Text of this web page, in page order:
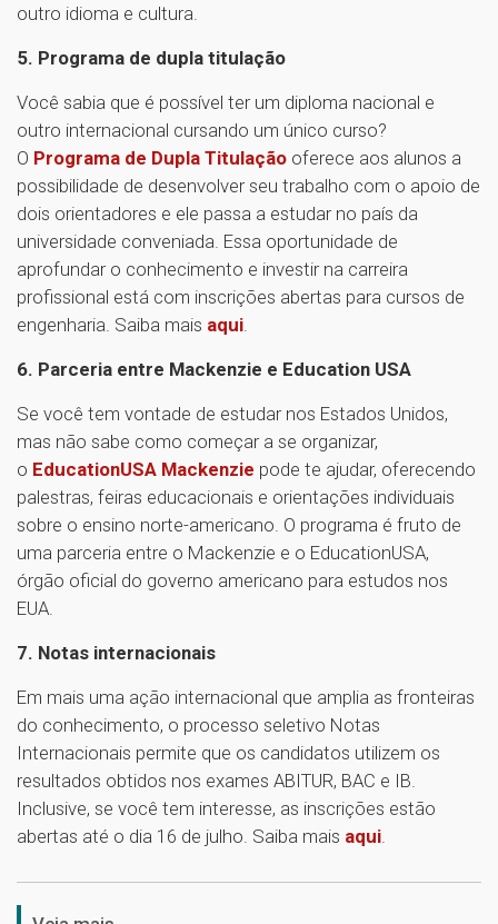
outro idioma e cultura.
5. Programa de dupla titulação
Você sabia que é possível ter um diploma nacional e
outro internacional cursando um único curso?
O Programa de Dupla Titulação oferece aos alunos a
possibilidade de desenvolver seu trabalho com o apoio de
dois orientadores e ele passa a estudar no país da
universidade conveniada. Essa oportunidade de
aprofundar o conhecimento e investir na carreira
profissional está com inscrições abertas para cursos de
engenharia. Saiba mais aqui
6. Parceria entre Mackenzie e Education USA
Se você tem vontade de estudar nos Estados Unidos,
mas não sabe como começar a se organizar,
o EducationUSA Mackenzie pode te ajudar, oferecendo
palestras, feiras educacionais e orientações individuais
sobre o ensino norte-americano. O programa é fruto de
uma parceria entre o Mackenzie e o EducationUSA,
órgão oficial do governo americano para estudos nos
EUA.
7. Notas internacionais
Em mais uma ação internacional que amplia as fronteiras
do conhecimento, o processo seletivo Notas
Internacionais permite que os candidatos utilizem os
resultados obtidos nos exames ABITUR, BAC e IB.
Inclusive, se você tem interesse, as inscrições estão
abertas até o dia 16 de julho. Saiba mais aqui
1